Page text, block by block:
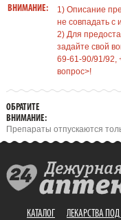
ВНИМАНИЕ:
1) Описание
не совпадать с
2) Для
задайте свой
69-61-90/91/92,
вопрос>!
ОБРАТИТЕ
ВНИМАНИЕ:
Препараты отпускаются
КАТАЛОГ ЛЕКАРСТВА